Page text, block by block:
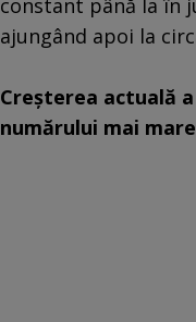
constant până la în
ajungând apoi la
Creşterea actuală
numărului mai